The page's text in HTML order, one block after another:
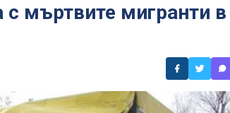
с мъртвите мигранти в